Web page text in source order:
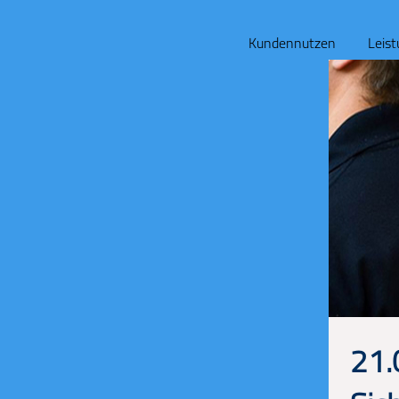
Kundennutzen